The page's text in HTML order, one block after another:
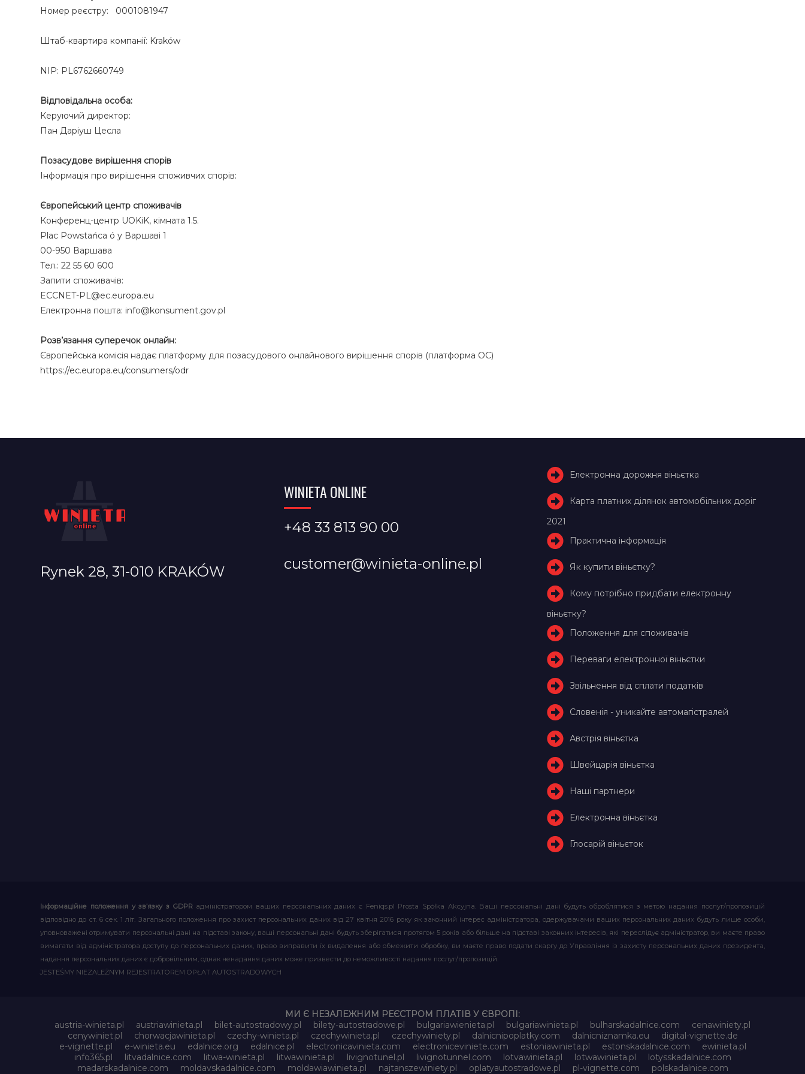
Номер реєстру: 0001081947
Штаб-квартира компанії: Kraków
NIP: PL6762660749
Відповідальна особа:
Керуючий директор:
Пан Даріуш Цесла
Позасудове вирішення спорів
Інформація про вирішення споживчих спорів:
Європейський центр споживачів
Конференц-центр UOKiK, кімната 1.5.
Plac Powstańca ó у Варшаві 1
00-950 Варшава
Тел.: 22 55 60 600
Запити споживачів:
ECCNET-PL@ec.europa.eu
Електронна пошта: info@konsument.gov.pl
Розв’язання суперечок онлайн:
Європейська комісія надає платформу для позасудового онлайнового вирішення спорів (платформа ОС)
https://ec.europa.eu/consumers/odr
Rynek 28, 31-010 KRAKÓW
WINIETA ONLINE
+48 33 813 90 00
customer@winieta-online.pl
Електронна дорожня віньєтка
Карта платних ділянок автомобільних доріг
2021
Практична інформація
Як купити віньєтку?
Кому потрібно придбати електронну
віньєтку?
Положення для споживачів
Переваги електронної віньєтки
Звільнення від сплати податків
Словенія - уникайте автомагістралей
Австрія віньєтка
Швейцарія віньєтка
Наші партнери
Електронна віньєтка
Глосарій віньєток
Інформаційне положення у зв’язку з GDPR адміністратором ваших персональних даних є Feniqs.pl Prosta Spółka Akcyjna. Ваші персональні дані будуть оброблятися з метою надання послуг/пропозицій
відповідно до ст. 6 сек. 1 літ. Загального положення про захист персональних даних від 27 квітня 2016 року як законний інтерес адміністратора, одержувачами ваших персональних даних будуть лише особи,
уповноважені отримувати персональні дані на підставі закону, ваші персональні дані будуть зберігатися протягом 5 років або більше на підставі законних інтересів, які переслідує адміністратор, ви маєте право
вимагати від адміністратора доступу до персональних даних, право виправити їх видалення або обмежити обробку, ви маєте право подати скаргу до Управління із захисту персональних даних президента,
надання персональних даних є добровільним, однак ненадання даних може призвести до неможливості надання послуг/пропозицій.
JESTEŚMY NIEZALEŻNYM REJESTRATOREM OPŁAT AUTOSTRADOWYCH
МИ Є НЕЗАЛЕЖНИМ РЕЄСТРОМ ПЛАТІВ У ЄВРОПІ:
austria-winieta.pl
austriawinieta.pl bilet-autostradowy.pl bilety-autostradowe.pl bulgariawienieta.pl bulgariawinieta.pl bulharskadalnice.com
cenawiniety.pl
cenywiniet.pl
chorwacjawinieta.pl czechy-winieta.pl czechywinieta.pl czechywiniety.pl dalnicnipoplatky.com dalnicniznamka.eu
digital-vignette.de
e-vignette.pl
e-winieta.eu edalnice.org edalnice.pl electronicavinieta.com electroniceviniete.com estoniawinieta.pl estonskadalnice.com
ewinieta.pl
info365.pl
litvadalnice.com litwa-winieta.pl litwawinieta.pl livignotunel.pl livignotunnel.com lotvawinieta.pl lotwawinieta.pl
lotysskadalnice.com
madarskadalnice.com
moldavskadalnice.com moldawiawinieta.pl najtanszewiniety.pl oplatyautostradowe.pl pl-vignette.com
polskadalnice.com